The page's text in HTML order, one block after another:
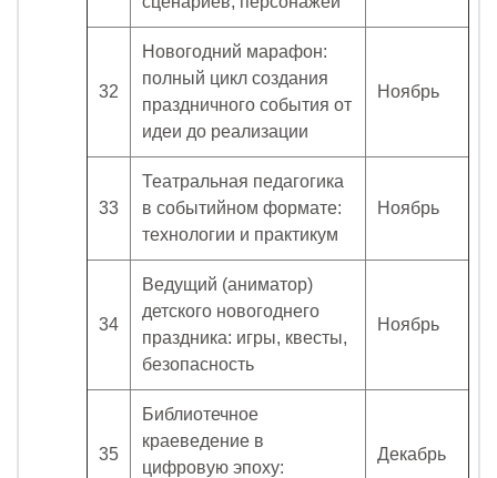
32
Новогодний марафон:
полный цикл создания
праздничного события от
идеи до реализации
Ноябрь
33
Театральная педагогика
в событийном формате:
технологии и практикум
Ноябрь
34
Ведущий (аниматор)
детского новогоднего
праздника: игры, квесты,
безопасность
Ноябрь
35
Библиотечное
краеведение в
цифровую эпоху:
Декабрь